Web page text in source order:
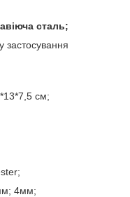
сталь;
застосування
см;
4мм;